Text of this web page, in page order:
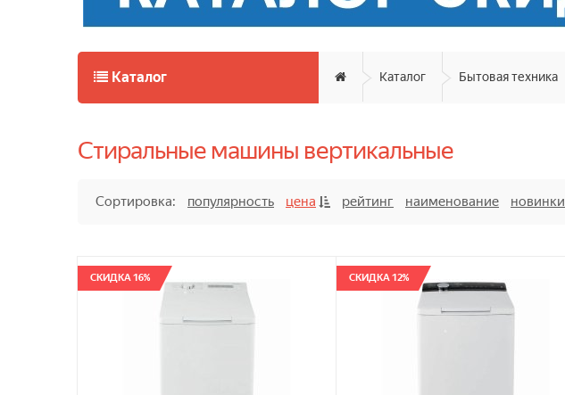
Каталог Каталог Бытовая техника
Стиральные машины вертикальные
Сортировка: популярность цена рейтинг наименование новинки
СКИДКА 16% СКИДКА 12%